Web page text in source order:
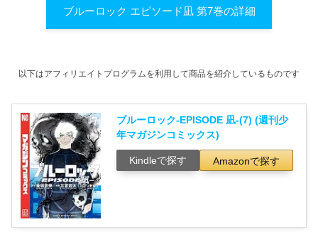
ブルーロック エピソード凪 第7巻の詳細
以下はアフィリエイトプログラムを利用して商品を紹介しているものです
ブルーロック-EPISODE 凪-(7) (週刊少
年マガジンコミックス)
Kindleで探す Amazonで探す